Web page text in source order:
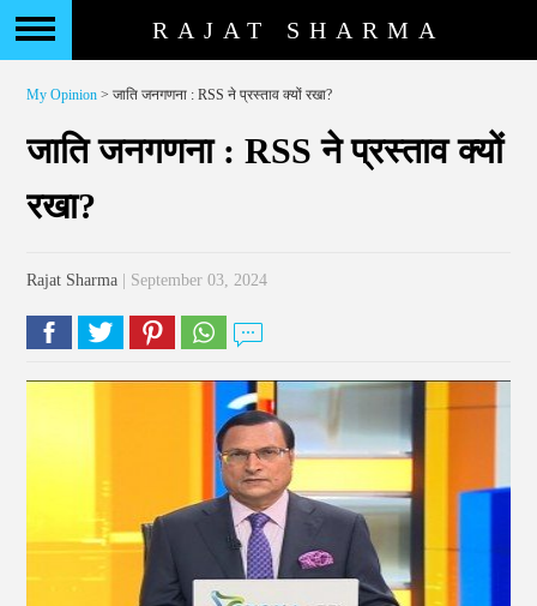
RAJAT SHARMA
My Opinion > जाति जनगणना : RSS ने प्रस्ताव क्यों रखा?
जाति जनगणना : RSS ने प्रस्ताव क्यों
रखा?
Rajat Sharma | September 03, 2024